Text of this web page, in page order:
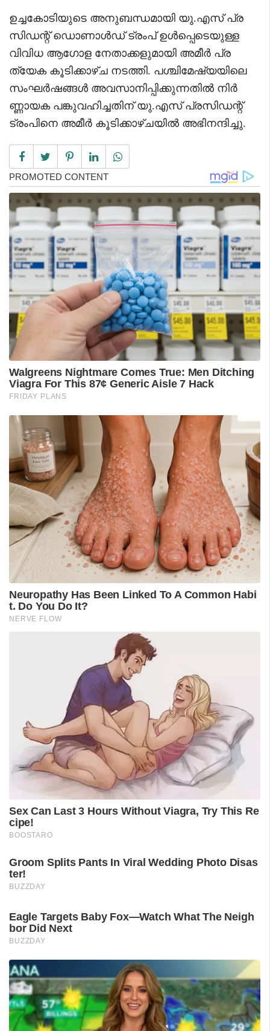
ഉച്ചകോടിയുടെ അനുബന്ധമായി യു.എസ് പ്ര
സിഡന്റ് ഡൊണാൾഡ് ട്രംപ് ഉൾപ്പെടെയുള്ള
വിവിധ ആഗോള നേതാക്കളുമായി അമീർ പ്ര
ത്യേക കൂടിക്കാഴ്ച നടത്തി. പശ്ചിമേഷ്യയിലെ
സംഘർഷങ്ങൾ അവസാനിപ്പിക്കുന്നതിൽ നിർ
ണ്ണായക പങ്കുവഹിച്ചതിന് യു.എസ് പ്രസിഡന്റ്
ട്രംപിനെ അമീർ കൂടിക്കാഴ്ചയിൽ അഭിനന്ദിച്ചു.